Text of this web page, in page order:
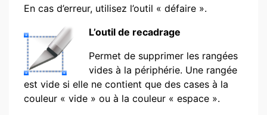
En cas d’erreur, utilisez l’outil « défaire ».
L’outil de recadrage
Permet de supprimer les rangées
vides à la périphérie. Une rangée
est vide si elle ne contient que des cases à la
couleur « vide » ou à la couleur « espace ».